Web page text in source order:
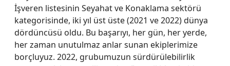
İşveren listesinin Seyahat ve Konaklama sektörü
kategorisinde, iki yıl üst üste (2021 ve 2022) dünya
dördüncüsü oldu. Bu başarıyı, her gün, her yerde,
her zaman unutulmaz anlar sunan ekiplerimize
borçluyuz. 2022, grubumuzun sürdürülebilirlik